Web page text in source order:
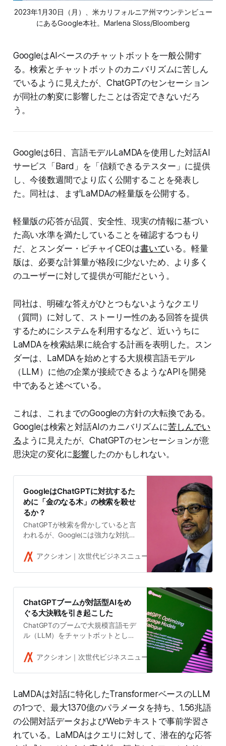
2023年1月30日（月）、米カリフォルニア州マウンテンビュー
にあるGoogle本社。Marlena Sloss/Bloomberg
GoogleはAIベースのチャットボットを一般公開す
る。検索とチャットボットのカニバリズムに苦しん
でいるように見えたが、ChatGPTのセンセーション
が同社の豹変に影響したことは否定できないだろ
う。
Googleは6日、言語モデルLaMDAを使用した対話AI
サービス「Bard」を「信頼できるテスター」に提供
し、今後数週間でより広く公開することを発表し
た。同社は、まずLaMDAの軽量版を公開する。
軽量版の応答が品質、安全性、現実の情報に基づい
た高い水準を満たしていることを確認するつもり
だ、とスンダー・ピチャイCEOは書いている。軽量
版は、必要な計算量が格段に少ないため、より多く
のユーザーに対して提供が可能だという。
同社は、明確な答えがひとつもないようなクエリ
（質問）に対して、ストーリー性のある回答を提供
するためにシステムを利用するなど、近いうちに
LaMDAを検索結果に統合する計画を表明した。スン
ダーは、LaMDAを始めとする大規模言語モデル
（LLM）に他の企業が接続できるようなAPIを開発
中であると述べている。
これは、これまでのGoogleの方針の大転換である。
Googleは検索と対話AIのカニバリズムに苦しんでい
る ように見えたが、ChatGPTのセンセーションが意
思決定の変化に影響したのかもしれない。
GoogleはChatGPTに対抗するた
めに「金のなる木」の検索を殺せ
るか？
ChatGPTが検索を脅かしていると言
われるが、Googleには強力な対抗馬
Googleは毎年数兆円を稼ぐ「金のな
ろうか。イノベーションのジレンマ
は「検索の20年選手」にも当てはま
アクシオン｜次世代ビジネスニュースメディア 吉田拓史
ChatGPTブームが対話型AIをめ
ぐる大決戦を引き起こした
ChatGPTのブームで大規模言語モデ
ル（LLM）をチャットボットとして
するMicrosoftを追って、腰の重か
の筍のように現れている。大決戦の
アクシオン｜次世代ビジネスニュースメディア 吉田拓史
LaMDAは対話に特化したTransformerベースのLLM
の1つで、最大1370億のパラメータを持ち、1.56兆語
の公開対話データおよびWebテキストで事前学習さ
れている。LaMDAはクエリに対して、潜在的な応答